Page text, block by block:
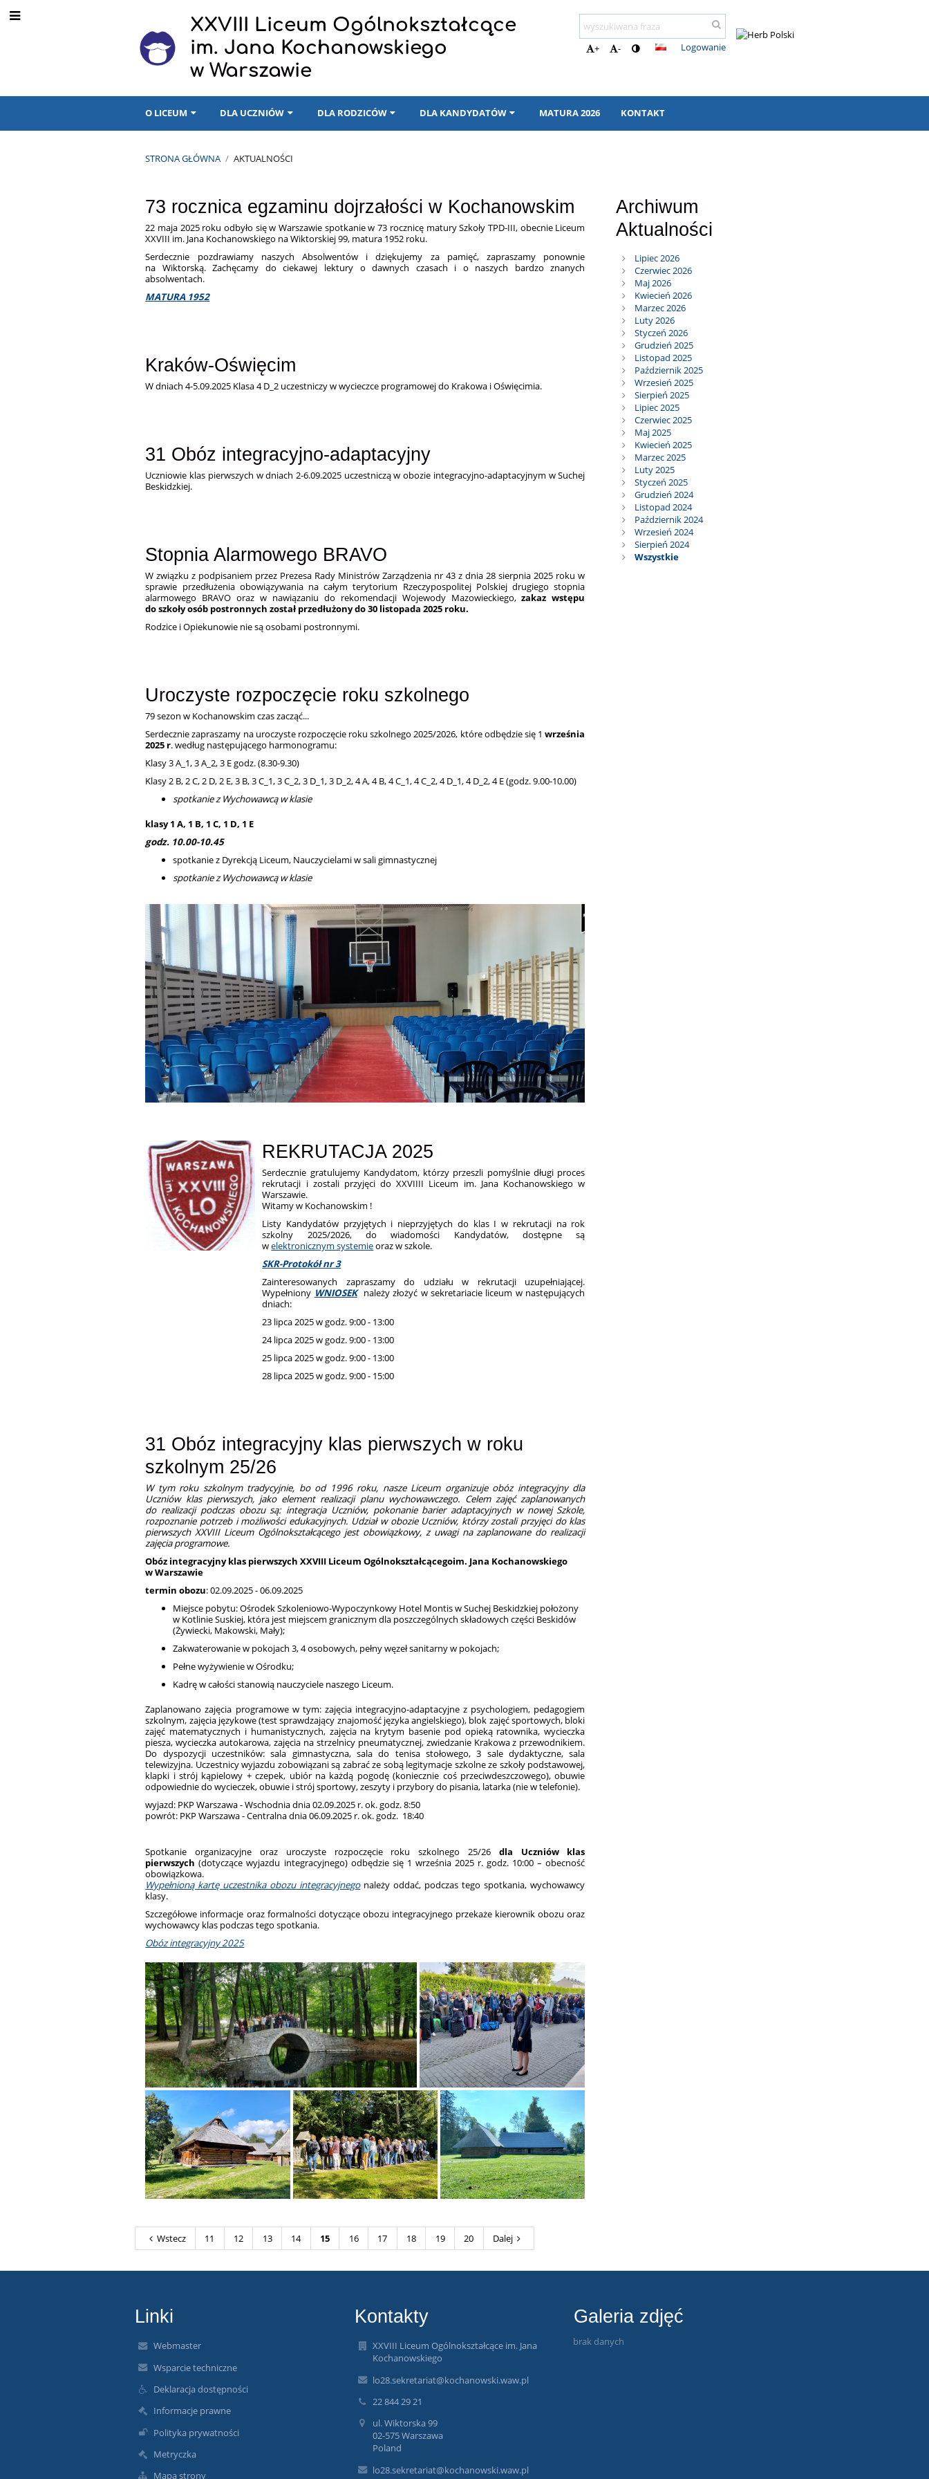
XXVIII Liceum Ogólnokształcące
im. Jana Kochanowskiego
w Warszawie
+ - Logowanie
O LICEUM DLA UCZNIÓW DLA RODZICÓW DLA KANDYDATÓW MATURA 2026 KONTAKT
STRONA GŁÓWNA / AKTUALNOŚCI
Aktualności
73 rocznica egzaminu dojrzałości w Kochanowskim
22 maja 2025 roku odbyło się w Warszawie spotkanie w 73 rocznicę matury Szkoły TPD-III, obecnie Liceum
XXVIII im. Jana Kochanowskiego na Wiktorskiej 99, matura 1952 roku.
Serdecznie pozdrawiamy naszych Absolwentów i dziękujemy za pamięć, zapraszamy ponownie
na Wiktorską. Zachęcamy do ciekawej lektury o dawnych czasach i o naszych bardzo znanych
absolwentach.
MATURA 1952
Kraków-Oświęcim
W dniach 4-5.09.2025 Klasa 4 D_2 uczestniczy w wycieczce programowej do Krakowa i Oświęcimia.
31 Obóz integracyjno-adaptacyjny
Uczniowie klas pierwszych w dniach 2-6.09.2025 uczestniczą w obozie integracyjno-adaptacyjnym w Suchej
Beskidzkiej.
Stopnia Alarmowego BRAVO
W związku z podpisaniem przez Prezesa Rady Ministrów Zarządzenia nr 43 z dnia 28 sierpnia 2025 roku w
sprawie przedłużenia obowiązywania na całym terytorium Rzeczypospolitej Polskiej drugiego stopnia
alarmowego BRAVO oraz w nawiązaniu do rekomendacji Wojewody Mazowieckiego, zakaz wstępu
do szkołyosób postronnych został przedłużonydo 30 listopada 2025 roku.
Rodzice i Opiekunowie nie są osobami postronnymi.
Uroczyste rozpoczęcie roku szkolnego
79 sezon w Kochanowskim czas zacząć...
Serdecznie zapraszamy na uroczyste rozpoczęcie roku szkolnego 2025/2026, które odbędzie się 1 września
2025 r. według następującego harmonogramu:
Klasy 3 A_1, 3 A_2, 3 Egodz. (8.30-9.30)
Klasy 2 B, 2 C, 2 D, 2 E, 3 B, 3 C_1, 3 C_2, 3 D_1, 3 D_2, 4 A, 4 B, 4 C_1, 4 C_2, 4 D_1, 4 D_2, 4 E (godz. 9.00-10.00)
spotkanie z Wychowawcą w klasie
klasy 1 A, 1 B, 1 C, 1 D, 1 E
godz. 10.00-10.45
spotkanie z Dyrekcją Liceum, Nauczycielami w sali gimnastycznej
spotkanie z Wychowawcą w klasie
REKRUTACJA 2025
Serdecznie gratulujemy Kandydatom, którzy przeszli pomyślnie długi proces
rekrutacji i zostali przyjęci do XXVIIII Liceum im. Jana Kochanowskiego w
Warszawie.
Witamy w Kochanowskim !
Listy Kandydatów przyjętych i nieprzyjętych do klas I w rekrutacji na rok
szkolny 2025/2026, do wiadomości Kandydatów, dostępne są
welektronicznym systemieoraz w szkole.
SKR-Protokół nr 3
Zainteresowanych zapraszamy do udziału w rekrutacji uzupełniającej.
Wypełniony WNIOSEK należy złożyć w sekretariacie liceum w następujących
dniach:
23 lipca 2025 w godz. 9:00 - 13:00
24 lipca 2025 w godz. 9:00 - 13:00
25 lipca 2025 w godz. 9:00 - 13:00
28 lipca 2025 w godz. 9:00 - 15:00
31 Obóz integracyjny klas pierwszych w roku
szkolnym 25/26
W tym roku szkolnym tradycyjnie, bo od 1996 roku, nasze Liceum organizuje obóz integracyjny dla
Uczniów klas pierwszych, jako element realizacji planu wychowawczego. Celem zajęć zaplanowanych
do realizacji podczas obozu są: integracja Uczniów, pokonanie barier adaptacyjnych w nowej Szkole,
rozpoznanie potrzeb i możliwości edukacyjnych. Udział w obozie Uczniów, którzy zostali przyjęci do klas
pierwszych XXVIII Liceum Ogólnokształcącego jest obowiązkowy, z uwagi na zaplanowane do realizacji
zajęcia programowe.
Obóz integracyjny klas pierwszych XXVIII Liceum Ogólnokształcącegoim. Jana Kochanowskiego
w Warszawie
termin obozu: 02.09.2025 - 06.09.2025
Miejsce pobytu: Ośrodek Szkoleniowo-Wypoczynkowy Hotel Montis w Suchej Beskidzkiej położony
w Kotlinie Suskiej, która jest miejscem granicznym dla poszczególnych składowych części Beskidów
(Żywiecki, Makowski, Mały);
Zakwaterowanie w pokojach 3, 4 osobowych, pełny węzeł sanitarny w pokojach;
Pełne wyżywienie w Ośrodku;
Kadrę w całości stanowią nauczyciele naszego Liceum.
Zaplanowano zajęcia programowe w tym: zajęcia integracyjno-adaptacyjne z psychologiem, pedagogiem
szkolnym, zajęcia językowe (test sprawdzający znajomość języka angielskiego), blok zajęć sportowych, bloki
zajęć matematycznych i humanistycznych, zajęcia na krytym basenie pod opieką ratownika, wycieczka
piesza, wycieczka autokarowa, zajęcia na strzelnicy pneumatycznej, zwiedzanie Krakowa z przewodnikiem.
Do dyspozycji uczestników: sala gimnastyczna, sala do tenisa stołowego, 3 sale dydaktyczne, sala
telewizyjna. Uczestnicy wyjazdu zobowiązani są zabrać ze sobą legitymacje szkolne ze szkoły podstawowej,
klapki i strój kąpielowy + czepek, ubiór na każdą pogodę (koniecznie coś przeciwdeszczowego), obuwie
odpowiednie do wycieczek, obuwie i strój sportowy, zeszyty i przybory do pisania, latarka (nie w telefonie).
wyjazd: PKP Warszawa - Wschodnia dnia 02.09.2025 r. ok. godz. 8:50
powrót: PKP Warszawa - Centralna dnia 06.09.2025 r. ok. godz. 18:40
Spotkanie organizacyjne oraz uroczyste rozpoczęcie roku szkolnego 25/26
dla Uczniów klas
pierwszych (dotyczące wyjazdu integracyjnego) odbędzie się 1 września 2025 r. godz. 10:00 – obecność
obowiązkowa.
Wypełnioną kartę uczestnika obozu integracyjnegonależy oddać, podczas tego spotkania, wychowawcy
klasy.
Szczegółowe informacje oraz formalności dotyczące obozu integracyjnego przekaże kierownik obozu oraz
wychowawcy klas podczas tego spotkania.
Obóz integracyjny 2025
Wstecz 11 12 13 14 15 16 17 18 19 20 Dalej
Archiwum
Aktualności
Lipiec 2026
Czerwiec 2026
Maj 2026
Kwiecień 2026
Marzec 2026
Luty 2026
Styczeń 2026
Grudzień 2025
Listopad 2025
Październik 2025
Wrzesień 2025
Sierpień 2025
Lipiec 2025
Czerwiec 2025
Maj 2025
Kwiecień 2025
Marzec 2025
Luty 2025
Styczeń 2025
Grudzień 2024
Listopad 2024
Październik 2024
Wrzesień 2024
Sierpień 2024
Wszystkie
Linki
Webmaster
Wsparcie techniczne
Deklaracja dostępności
Informacje prawne
Polityka prywatności
Metryczka
Mapa strony
Kontakty
XXVIII Liceum Ogólnokształcące im. Jana
Kochanowskiego
lo28.sekretariat@kochanowski.waw.pl
22 844 29 21
ul. Wiktorska 99
02-575 Warszawa
Poland
lo28.sekretariat@kochanowski.waw.pl
Galeria zdjęć
brak danych